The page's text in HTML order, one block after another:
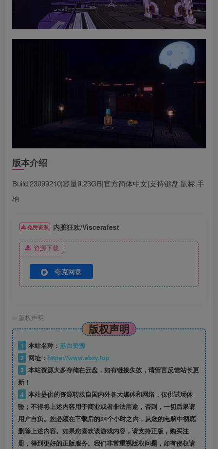
版本介绍
Build.23099210|容量9.23GB|官方简体中文|支持键盘.鼠标.手
柄
免费资源 内脏狂欢/Viscerafest
资源下载
夸克网盘
© 版权声明
版权声明
1 本站名称： 苏白资源
2
网址： https://www.sbzy.top
3 本站资源大多存储在云盘，如有链接失效，请留言反馈站长更
新！
4 本站提供的资源转载自国内外各大媒体和网络，仅供试玩体
验；不得将上述内容用于商业或者非法用途，否则，一切后果请
用户自负。您必须在下载后的24个小时之内，从您的电脑中彻底
删除上述内容。如果您喜欢该游戏内容，请支持正版，购买注
册，得到更好的正版服务。我们非常重视版权问题，如有侵权请